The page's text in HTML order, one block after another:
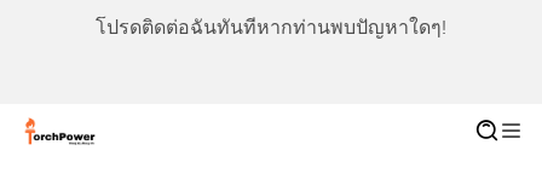
โปรดติดต่อฉันทันทีหากท่านพบปัญหาใดๆ!